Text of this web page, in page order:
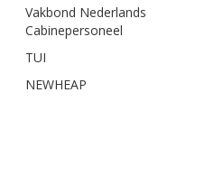
Vakbond Nederlands
Cabinepersoneel
TUI
NEWHEAP